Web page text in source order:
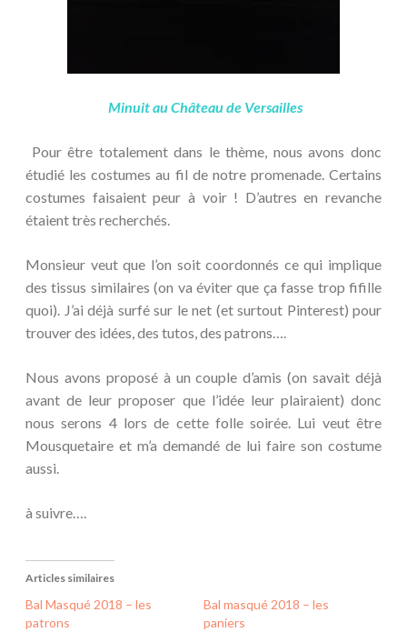
Minuit au Château de Versailles
Pour être totalement dans le thème, nous avons donc
étudié les costumes au fil de notre promenade. Certains
costumes faisaient peur à voir ! D’autres en revanche
étaient très recherchés.
Monsieur veut que l’on soit coordonnés ce qui implique
des tissus similaires (on va éviter que ça fasse trop fifille
quoi). J’ai déjà surfé sur le net (et surtout Pinterest) pour
trouver des idées, des tutos, des patrons….
Nous avons proposé à un couple d’amis (on savait déjà
avant de leur proposer que l’idée leur plairaient) donc
nous serons 4 lors de cette folle soirée. Lui veut être
Mousquetaire et m’a demandé de lui faire son costume
aussi.
à suivre….
Articles similaires
Bal Masqué 2018 – les
patrons
Bal masqué 2018 – les
paniers